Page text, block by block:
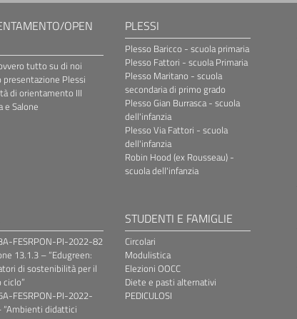
OPEN
tutto su di noi
presentazione Plessi
di orientamento III
e Salone
PLESSI
Plesso Baricco - scuola primaria
Plesso Fattori - scuola Primaria
Plesso Maritano - scuola
secondaria di primo grado
Plesso Gian Burrasca - scuola
dell'infanzia
Plesso Via Fattori - scuola
dell'infanzia
Robin Hood (ex Rousseau) -
scuola dell'infanzia
FESRPON-PI-2022-82
13.1.3 – “Edugreen:
di sostenibilità per il
ciclo”
FESRPON-PI-2022-
“Ambienti didattici
STUDENTI E FAMIGLIE
Circolari
Modulistica
Elezioni OOCC
Diete e pasti alternativi
PEDICULOSI